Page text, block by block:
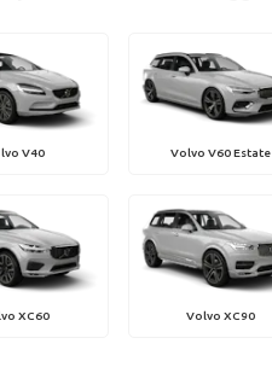
V40 Volvo V60 Estate
XC60 Volvo XC90